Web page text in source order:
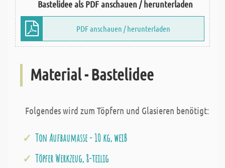
Bastelidee als PDF anschauen / herunterladen
PDF anschauen / herunterladen
Material - Bastelidee
Folgendes wird zum Töpfern und Glasieren benötigt:
Ton Aufbaumasse - 10 kg, weiß
Töpfer Werkzeug, 8-teilig